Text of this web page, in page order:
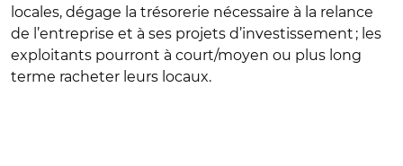
locales, dégage la trésorerie nécessaire à la relance
de l’entreprise et à ses projets d’investissement ; les
exploitants pourront à court/moyen ou plus long
terme racheter leurs locaux.